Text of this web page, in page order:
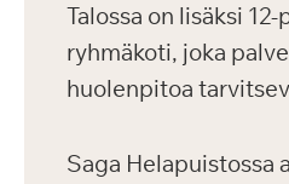
Talossa on lisäksi
ryhmäkoti, joka
huolenpitoa
Saga Helapuistossa